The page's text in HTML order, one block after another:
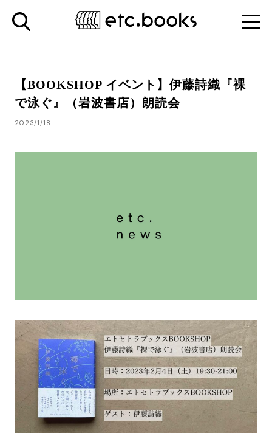
【BOOKSHOP イベント】伊藤詩織『裸
で泳ぐ』（岩波書店）朗読会
2023/1/18